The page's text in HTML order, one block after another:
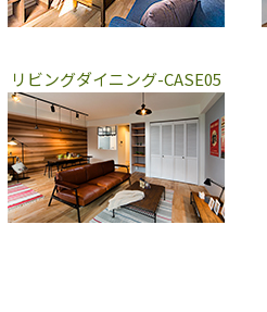
リビングダイニング-CASE05